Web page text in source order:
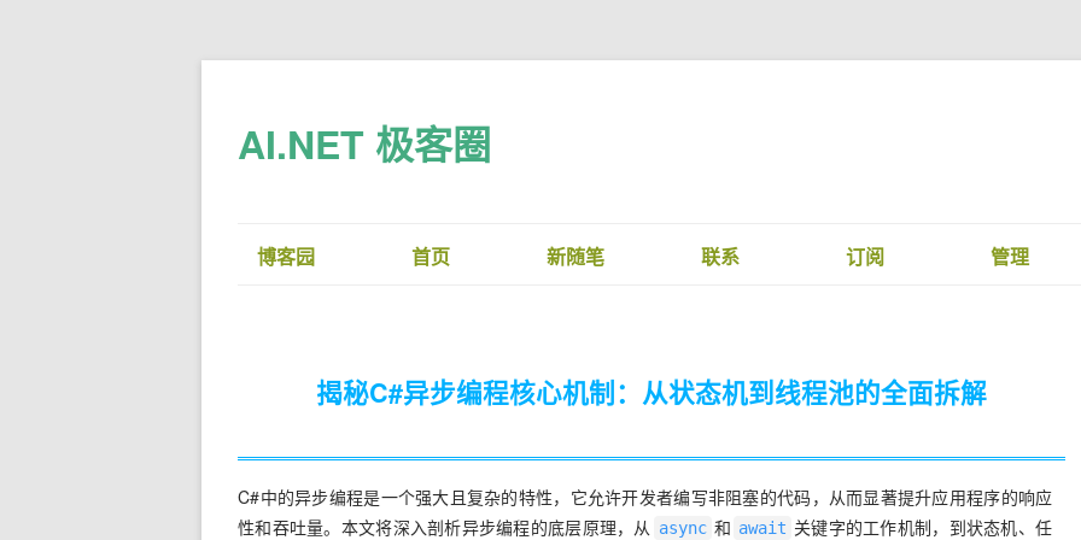
AI.NET 极客圈
博客园 首页 新随笔 联系 订阅 管理
揭秘C#异步编程核心机制：从状态机到线程池的全面拆解
C#中的异步编程是一个强大且复杂的特性，它允许开发者编写非阻塞的代码，从而显著提升应用程序的响应
性和吞吐量。本文将深入剖析异步编程的底层原理，从 async 和 await 关键字的工作机制，到状态机、任